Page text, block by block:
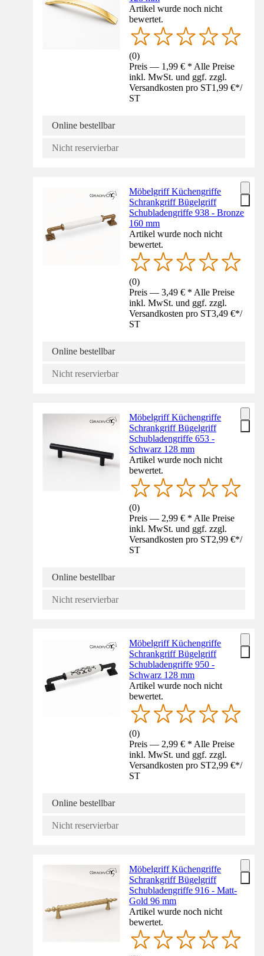
Artikel wurde noch nicht
bewertet.
(0)
Preis — 1,99 € * Alle Preise
inkl. MwSt. und ggf. zzgl.
Versandkosten pro ST1,99 €*/
ST
Online bestellbar
Nicht reservierbar
Möbelgriff Küchengriffe
Schrankgriff Bügelgriff
Schubladengriffe 938 - Bronze
160 mm
Artikel wurde noch nicht
bewertet.
(0)
Preis — 3,49 € * Alle Preise
inkl. MwSt. und ggf. zzgl.
Versandkosten pro ST3,49 €*/
ST
Online bestellbar
Nicht reservierbar
Möbelgriff Küchengriffe
Schrankgriff Bügelgriff
Schubladengriffe 653 -
Schwarz 128 mm
Artikel wurde noch nicht
bewertet.
(0)
Preis — 2,99 € * Alle Preise
inkl. MwSt. und ggf. zzgl.
Versandkosten pro ST2,99 €*/
ST
Online bestellbar
Nicht reservierbar
Möbelgriff Küchengriffe
Schrankgriff Bügelgriff
Schubladengriffe 950 -
Schwarz 128 mm
Artikel wurde noch nicht
bewertet.
(0)
Preis — 2,99 € * Alle Preise
inkl. MwSt. und ggf. zzgl.
Versandkosten pro ST2,99 €*/
ST
Online bestellbar
Nicht reservierbar
Möbelgriff Küchengriffe
Schrankgriff Bügelgriff
Schubladengriffe 916 - Matt-
Gold 96 mm
Artikel wurde noch nicht
bewertet.